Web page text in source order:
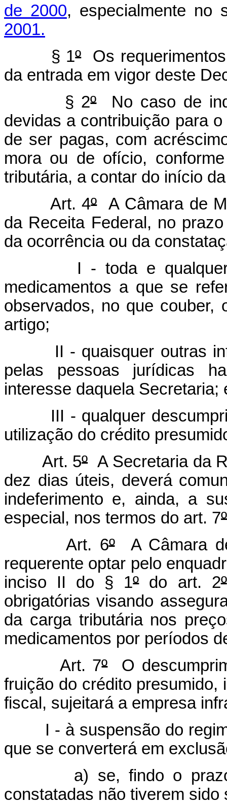
de 2000, especialmente no
2001.
§ 1ºOs requerimentos
da entrada em vigor deste
§ 2ºNo caso de
devidas a contribuição para
de ser pagas, com
mora ou de ofício,
tributária, a contar do início
Art. 4ºA Câmara de
da Receita Federal, no
da ocorrência ou da
I - toda e qualquer
medicamentos a que se
observados, no que couber,
artigo;
II - quaisquer outras
pelas pessoas jurídicas
interesse daquela Secretaria;
III - qualquer
utilização do crédito
Art. 5ºA Secretaria da
dez dias úteis, deverá
indeferimento e, ainda, a
especial, nos termos do art. 7º
Art. 6ºA Câmara
requerente optar pelo
inciso II do § 1ºdo art. 2º
obrigatórias visando
da carga tributária nos
medicamentos por períodos
Art. 7ºO
fruição do crédito presumido,
fiscal, sujeitará a empresa
I - à suspensão do
que se converterá em
a) se, findo o prazo
constatadas não tiverem sido